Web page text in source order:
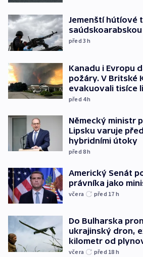
Jemenští hútíové
před 3h
Kanadu i Evropu
požáry. V Britské
evakuovali tisíce
před 4h
Německý ministr
Lipsku varuje
hybridními útoky
před 8h
Americký Senát
právníka jako
včera před 17 h
Do Bulharska
ukrajinský dron,
kilometr od
včera před 18 h